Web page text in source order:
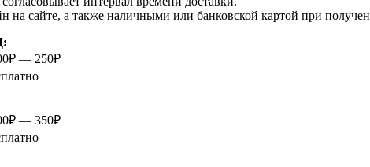
на сайте, а также наличными или банковской картой при
— 250₽
— 350₽